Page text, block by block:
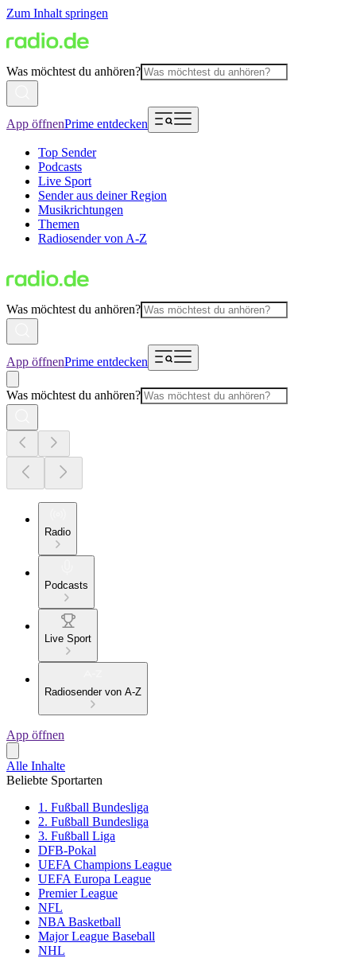
Zum Inhalt springen
Was möchtest du anhören?
App öffnenPrime entdecken
Top Sender
Podcasts
Live Sport
Sender aus deiner Region
Musikrichtungen
Themen
Radiosender von A-Z
Was möchtest du anhören?
App öffnenPrime entdecken
Was möchtest du anhören?
Radio
Podcasts
Live Sport
Radiosender von A-Z
App öffnen
Alle Inhalte
Beliebte Sportarten
1. Fußball Bundesliga
2. Fußball Bundesliga
3. Fußball Liga
DFB-Pokal
UEFA Champions League
UEFA Europa League
Premier League
NFL
NBA Basketball
Major League Baseball
NHL